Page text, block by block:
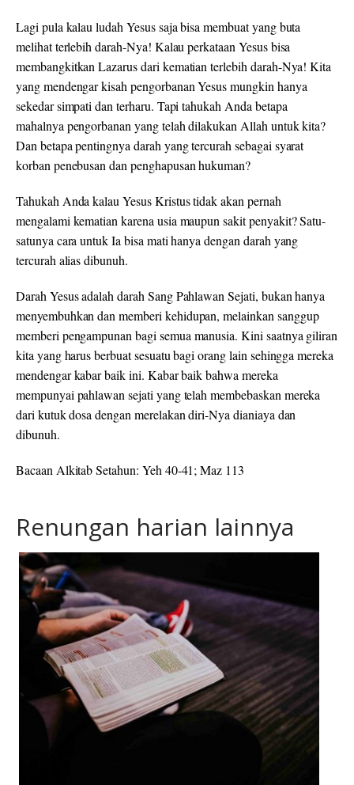
Lagi pula kalau ludah Yesus saja bisa membuat yang buta
melihat terlebih darah-Nya! Kalau perkataan Yesus bisa
membangkitkan Lazarus dari kematian terlebih darah-Nya! Kita
yang mendengar kisah pengorbanan Yesus mungkin hanya
sekedar simpati dan terharu. Tapi tahukah Anda betapa
mahalnya pengorbanan yang telah dilakukan Allah untuk kita?
Dan betapa pentingnya darah yang tercurah sebagai syarat
korban penebusan dan penghapusan hukuman?
Tahukah Anda kalau Yesus Kristus tidak akan pernah
mengalami kematian karena usia maupun sakit penyakit? Satu-
satunya cara untuk Ia bisa mati hanya dengan darah yang
tercurah alias dibunuh.
Darah Yesus adalah darah Sang Pahlawan Sejati, bukan hanya
menyembuhkan dan memberi kehidupan, melainkan sanggup
memberi pengampunan bagi semua manusia. Kini saatnya giliran
kita yang harus berbuat sesuatu bagi orang lain sehingga mereka
mendengar kabar baik ini. Kabar baik bahwa mereka
mempunyai pahlawan sejati yang telah membebaskan mereka
dari kutuk dosa dengan merelakan diri-Nya dianiaya dan
dibunuh.
Bacaan Alkitab Setahun: Yeh 40-41; Maz 113
Renungan harian lainnya